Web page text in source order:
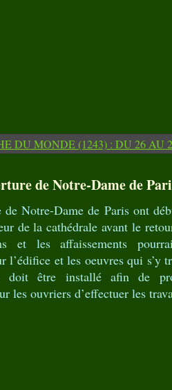
de Notre-Dame de
de Notre-Dame de Paris ont
de la cathédrale avant le
et les affaissements
l’édifice et les oeuvres qui s’y
doit être installé afin de
les ouvriers d’effectuer les